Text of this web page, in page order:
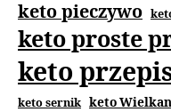
keto pieczywo
keto proste
keto
keto sernik keto